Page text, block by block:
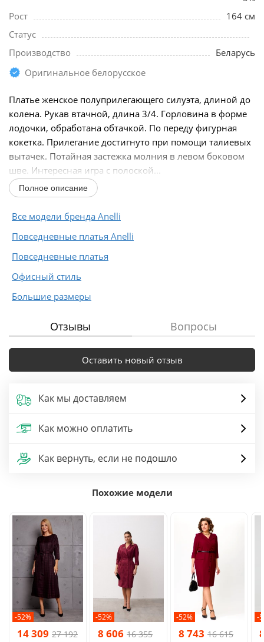
Рост
164 см
Статус
Производство
Беларусь
Оригинальное белорусское
Платье женское полуприлегающего силуэта, длиной до
колена. Рукав втачной, длина 3/4. Горловина в форме
лодочки, обработана обтачкой. По переду фигурная
кокетка. Прилегание достигнуто при помощи талиевых
вытачек. Потайная застежка молния в левом боковом
шве. Интересная игра с полоской...
Полное описание
Все модели бренда Anelli
Повседневные платья Anelli
Повседневные платья
Офисный стиль
Большие размеры
Отзывы Вопросы
Оставить новый отзыв
Как мы доставляем
Как можно оплатить
Как вернуть, если не подошло
Похожие модели
-52%
14 309 27 192
-52%
8 606 16 355
-52%
8 743 16 615
-